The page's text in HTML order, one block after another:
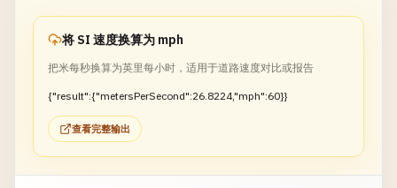
将 SI 速度换算为 mph
把米每秒换算为英里每小时，适用于道路速度对比或报告
{"result":{"metersPerSecond":26.8224,"mph":60}}
查看完整输出